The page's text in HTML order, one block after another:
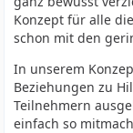
Konzept für alle
schon mit den
In unserem
Beziehungen zu
Teilnehmern
einfach so